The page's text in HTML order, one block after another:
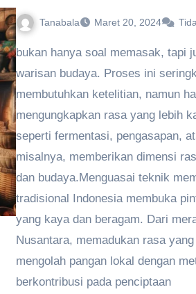
Tanabala Maret 20, 2024
bukan hanya soal memasak, tapi
warisan budaya. Proses ini
membutuhkan ketelitian, namun
mengungkapkan rasa yang lebih
seperti fermentasi, pengasapan,
misalnya, memberikan dimensi
dan budaya.Menguasai teknik
tradisional Indonesia membuka
yang kaya dan beragam. Dari
Nusantara, memadukan rasa
mengolah pangan lokal dengan
berkontribusi pada penciptaan